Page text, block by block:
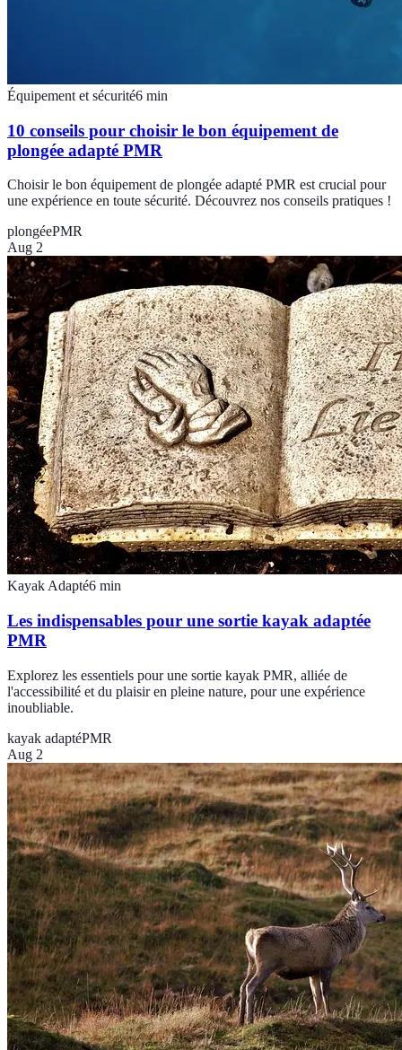
Équipement et sécurité6 min
10 conseils pour choisir le bon équipement de
plongée adapté PMR
Choisir le bon équipement de plongée adapté PMR est crucial pour
une expérience en toute sécurité. Découvrez nos conseils pratiques !
plongéePMR
Aug 2
Kayak Adapté6 min
Les indispensables pour une sortie kayak adaptée
PMR
Explorez les essentiels pour une sortie kayak PMR, alliée de
l'accessibilité et du plaisir en pleine nature, pour une expérience
inoubliable.
kayak adaptéPMR
Aug 2